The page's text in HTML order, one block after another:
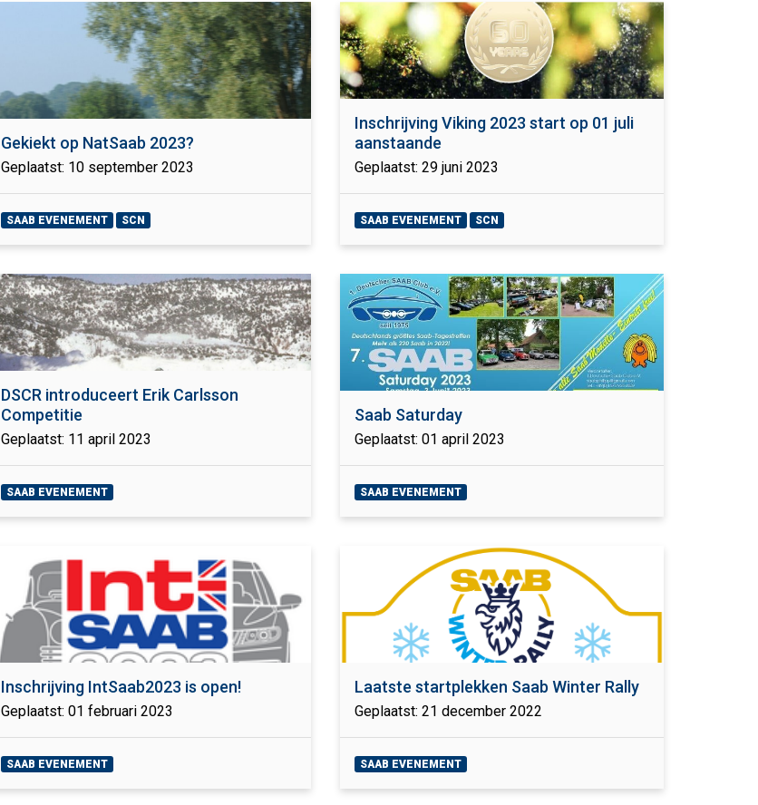
Gekiekt op NatSaab 2023?
Geplaatst: 10 september 2023
SAAB EVENEMENT SCN
Inschrijving Viking 2023 start op 01 juli
aanstaande
Geplaatst: 29 juni 2023
SAAB EVENEMENT SCN
DSCR introduceert Erik Carlsson
Competitie
Geplaatst: 11 april 2023
SAAB EVENEMENT
Saab Saturday
Geplaatst: 01 april 2023
SAAB EVENEMENT
Inschrijving IntSaab2023 is open!
Geplaatst: 01 februari 2023
SAAB EVENEMENT
Laatste startplekken Saab Winter Rally
Geplaatst: 21 december 2022
SAAB EVENEMENT